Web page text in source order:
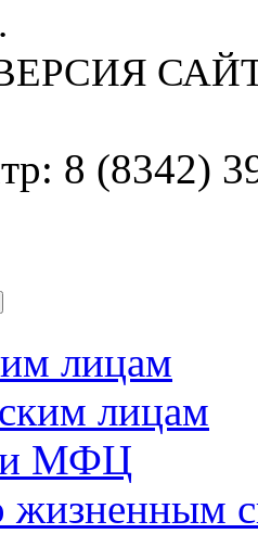
8 (8342)
лицам
лицам
МФЦ
жизненным